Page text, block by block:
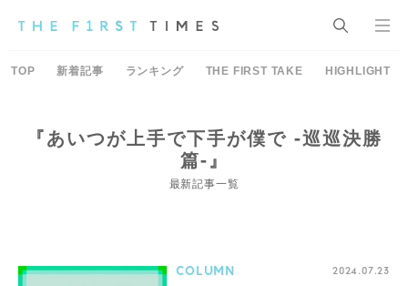
TOP 新着記事 ランキング THE FIRST TAKE HIGHLIGHT
『あいつが上手で下手が僕で -巡巡決勝
篇-』
最新記事一覧
COLUMN 2024.07.23